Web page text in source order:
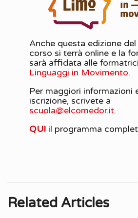
Anche questa edizione
corso si terrà online e la
sarà affidata alle
Linguaggi in Movimento.
Per maggiori informazioni
iscrizione, scrivete a
scuola@elcomedor.it.
QUI il programma
Related Articles